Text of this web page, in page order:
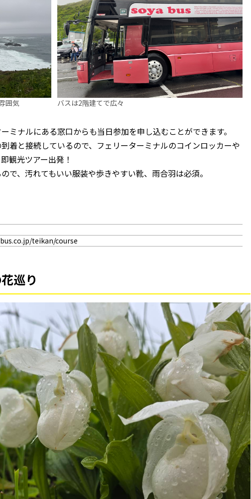
囲気 バスは2階建てで広々
ミナルにある窓口からも当日参加を申し込むことができます。
着と接続しているので、フェリーターミナルのコインロッカーや
観光ツアー出発！
で、汚れてもいい服装や歩きやすい靴、雨合羽は必須。
teikan/course
巡り